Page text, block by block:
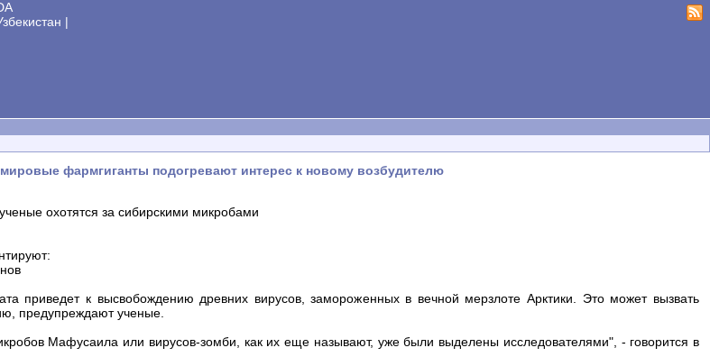
|
фармгиганты подогревают интерес к новому возбудителю
охотятся за сибирскими микробами
приведет к высвобождению древних вирусов, замороженных в вечной мерзлоте Арктики. Это может вызвать
предупреждают ученые.
Мафусаила или вирусов-зомби, как их еще называют, уже были выделены исследователями", - говорится в